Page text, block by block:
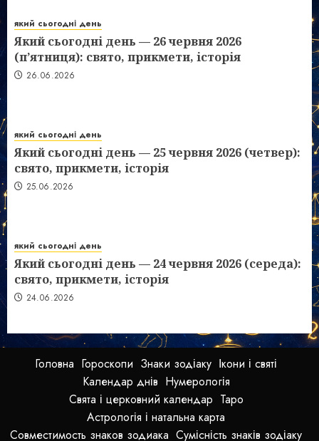
який сьогодні день
Який сьогодні день — 26 червня 2026
(п’ятниця): свято, прикмети, історія
26.06.2026
який сьогодні день
Який сьогодні день — 25 червня 2026 (четвер):
свято, прикмети, історія
25.06.2026
який сьогодні день
Який сьогодні день — 24 червня 2026 (середа):
свято, прикмети, історія
24.06.2026
Головна Гороскопи Знаки зодіаку Ікони і святі
Календар днів Нумерологія
Свята і церковний календар Таро
Астрологія і натальна карта
Совместимость знаков зодиака Сумісність знаків зодіаку